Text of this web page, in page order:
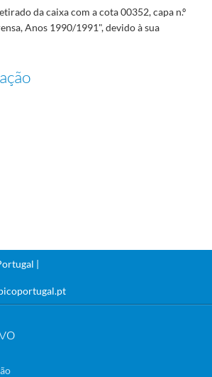
da caixa com a cota 00352, capa n.º
Anos 1990/1991", devido à sua
|